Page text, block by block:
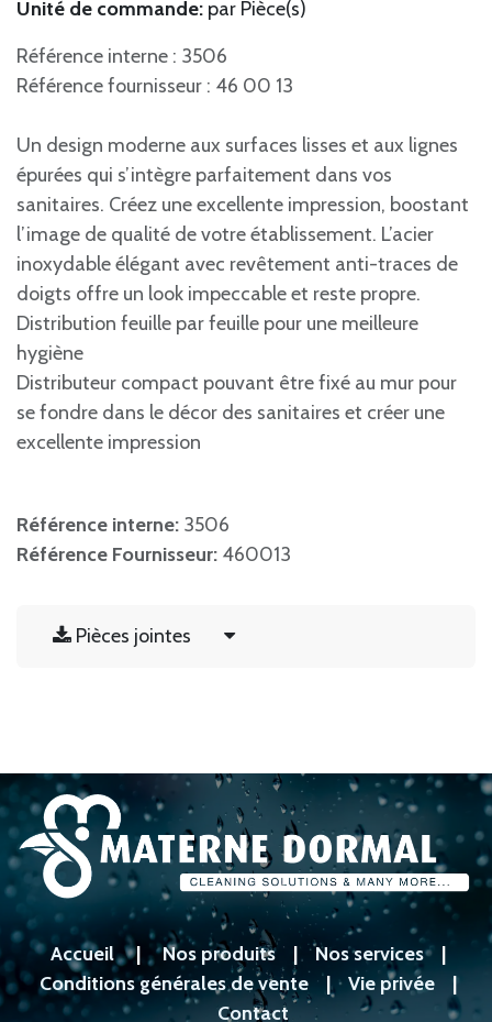
Unité de commande: par Pièce(s)
Référence interne : 3506
Référence fournisseur : 46 00 13
Un design moderne aux surfaces lisses et aux lignes
épurées qui s’intègre parfaitement dans vos
sanitaires. Créez une excellente impression, boostant
l’image de qualité de votre établissement. L’acier
inoxydable élégant avec revêtement anti-traces de
doigts offre un look impeccable et reste propre.
Distribution feuille par feuille pour une meilleure
hygiène
Distributeur compact pouvant être fixé au mur pour
se fondre dans le décor des sanitaires et créer une
excellente impression
Référence interne: 3506
Référence Fournisseur: 460013
Pièces jointes
Accueil|Nos produits|Nos services|
Conditions générales de vente | Vie privée |
Contact